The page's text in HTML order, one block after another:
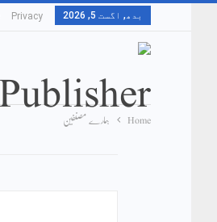
بدھ, اگست 5, 2026 Privacy
Home ہمارے مصنفین